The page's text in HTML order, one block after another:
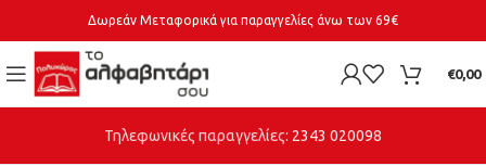
Δωρεάν Μεταφορικά για παραγγελίες άνω των 69€
€0,00
Τηλεφωνικές παραγγελίες: 2343 020098